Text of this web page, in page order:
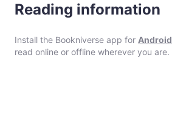
Reading information
Install the Bookniverse app for Android
read online or offline wherever you are.